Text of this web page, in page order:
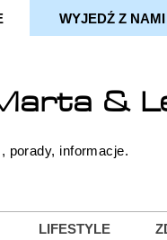
WYJEDŹ Z NAMI
&
porady, informacje.
LIFESTYLE